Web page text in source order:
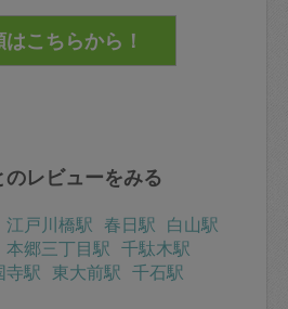
のレビューをみる
江戸川橋駅 春日駅 白山駅
本郷三丁目駅 千駄木駅
寺駅 東大前駅 千石駅